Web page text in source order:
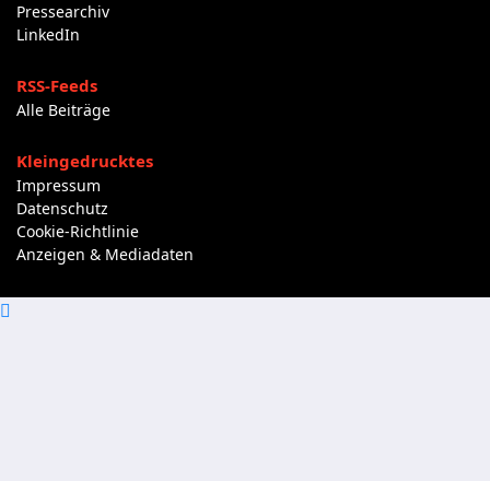
Pressearchiv
LinkedIn
RSS-Feeds
Alle Beiträge
Kleingedrucktes
Impressum
Datenschutz
Cookie-Richtlinie
Anzeigen & Mediadaten